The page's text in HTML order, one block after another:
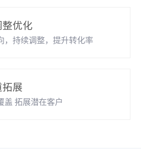
优化
，持续调整，提升转化率
展
盖 拓展潜在客户